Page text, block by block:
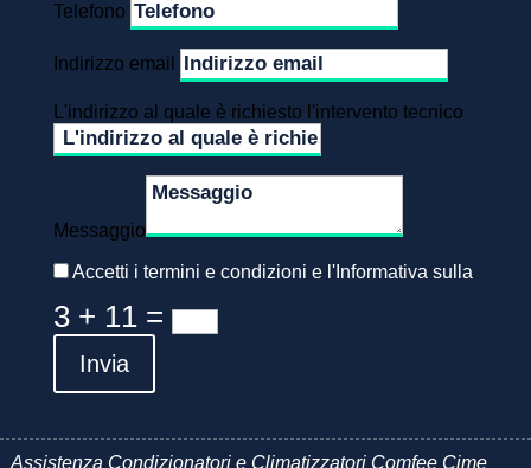
Telefono
Indirizzo email
L'indirizzo al quale è richiesto l'intervento tecnico
Messaggio
Accetti i termini e condizioni e l'Informativa sulla
3 + 11=
Invia
Assistenza Condizionatori e Climatizzatori Comfee Cime